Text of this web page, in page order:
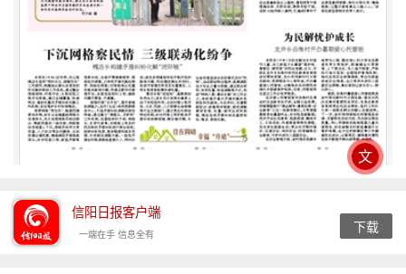
信阳日报客户端
一端在手 信息全有 下载
文